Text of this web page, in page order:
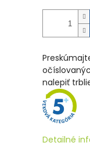
nalepiť
Detailné